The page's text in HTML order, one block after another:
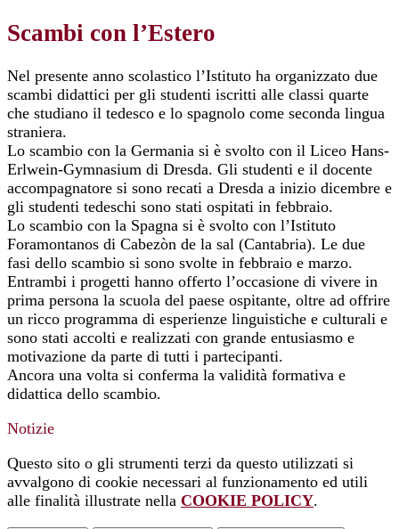
Scambi con l’Estero
Nel presente anno scolastico l’Istituto ha organizzato due
scambi didattici per gli studenti iscritti alle classi quarte
che studiano il tedesco e lo spagnolo come seconda lingua
straniera.
Lo scambio con la Germania si è svolto con il Liceo Hans-
Erlwein-Gymnasium di Dresda. Gli studenti e il docente
accompagnatore si sono recati a Dresda a inizio dicembre e
gli studenti tedeschi sono stati ospitati in febbraio.
Lo scambio con la Spagna si è svolto con l’Istituto
Foramontanos di Cabezòn de la sal (Cantabria). Le due
fasi dello scambio si sono svolte in febbraio e marzo.
Entrambi i progetti hanno offerto l’occasione di vivere in
prima persona la scuola del paese ospitante, oltre ad offrire
un ricco programma di esperienze linguistiche e culturali e
sono stati accolti e realizzati con grande entusiasmo e
motivazione da parte di tutti i partecipanti.
Ancora una volta si conferma la validità formativa e
didattica dello scambio.
Notizie
Questo sito o gli strumenti terzi da questo utilizzati si
avvalgono di cookie necessari al funzionamento ed utili
alle finalità illustrate nella COOKIE POLICY.